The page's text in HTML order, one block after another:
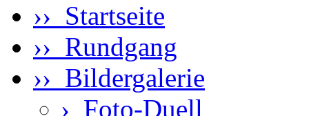
›› Startseite
›› Rundgang
›› Bildergalerie
› Foto-Duell